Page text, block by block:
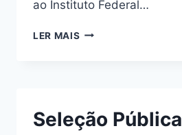
ao Instituto Federal…
LER MAIS
Seleção Pública